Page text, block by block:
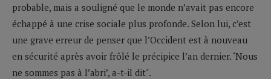
probable, mais a souligné que le monde n’avait pas encore
échappé à une crise sociale plus profonde. Selon lui, c’est
une grave erreur de penser que l’Occident est à nouveau
en sécurité après avoir frôlé le précipice l’an dernier. ‘Nous
ne sommes pas à l’abri’, a-t-il dit".